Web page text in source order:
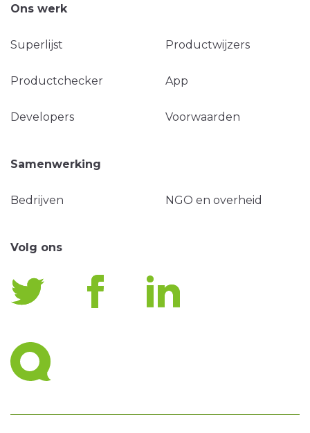
Ons werk
Superlijst Productwijzers
Productchecker App
Developers Voorwaarden
Samenwerking
Bedrijven NGO en overheid
Volg ons